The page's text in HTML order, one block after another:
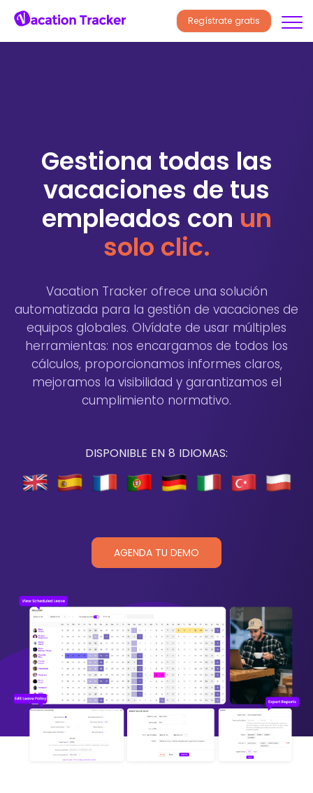
Regístrate gratis
Gestiona todas las
vacaciones de tus
empleados con un
solo clic.
Vacation Tracker ofrece una solución
automatizada para la gestión de vacaciones de
equipos globales. Olvídate de usar múltiples
herramientas: nos encargamos de todos los
cálculos, proporcionamos informes claros,
mejoramos la visibilidad y garantizamos el
cumplimiento normativo.
DISPONIBLE EN 8 IDIOMAS:
AGENDA TU DEMO